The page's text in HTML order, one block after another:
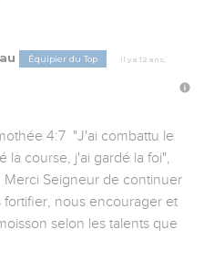
Équipier du Top Il y a 12 ans,
4:7  "J'ai combattu le
la course, j'ai gardé la foi",
Merci Seigneur de continuer
nous encourager et
selon les talents que